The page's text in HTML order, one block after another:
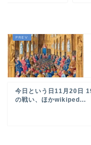
今日という日11月20日
の戦い、ほかwikiped...